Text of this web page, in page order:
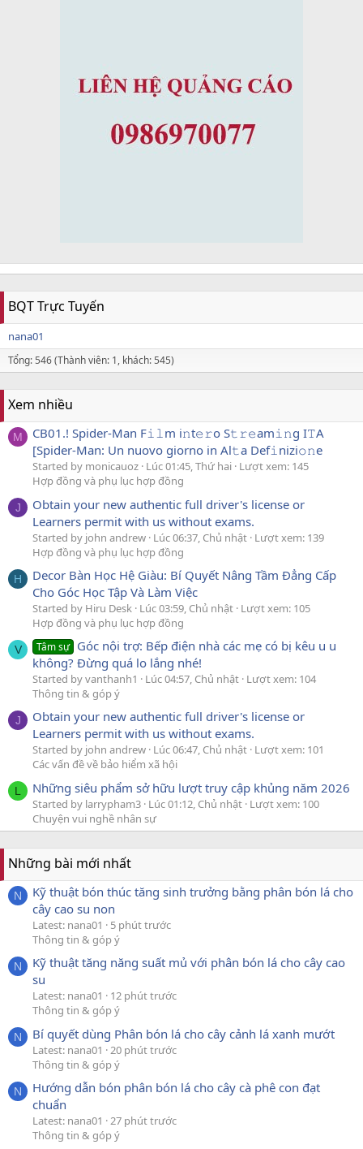
BQT Trực Tuyến
nana01
Tổng: 546 (Thành viên: 1, khách: 545)
Xem nhiều
M
CB01.! Spider-Man F𝚒𝚕m i𝚗t𝚎𝚛o S𝚝𝚛𝚎am𝚒𝚗g I𝚃A
[Spider-Man: Un nuovo giorno in Al𝚝a Def𝚒nizi𝚘𝚗e
Started by monicauoz Lúc 01:45, Thứ hai Lượt xem: 145
Hợp đồng và phụ lục hợp đồng
J
Obtain your new authentic full driver's license or
Learners permit with us without exams.
Started by john andrew Lúc 06:37, Chủ nhật Lượt xem: 139
Hợp đồng và phụ lục hợp đồng
H
Decor Bàn Học Hệ Giàu: Bí Quyết Nâng Tầm Đẳng Cấp
Cho Góc Học Tập Và Làm Việc
Started by Hiru Desk Lúc 03:59, Chủ nhật Lượt xem: 105
Hợp đồng và phụ lục hợp đồng
V Tâm sự Góc nội trợ: Bếp điện nhà các mẹ có bị kêu u u
không? Đừng quá lo lắng nhé!
Started by vanthanh1 Lúc 04:57, Chủ nhật Lượt xem: 104
Thông tin & góp ý
J
Obtain your new authentic full driver's license or
Learners permit with us without exams.
Started by john andrew Lúc 06:47, Chủ nhật Lượt xem: 101
Các vấn đề về bảo hiểm xã hội
L Những siêu phẩm sở hữu lượt truy cập khủng năm 2026
Started by larrypham3 Lúc 01:12, Chủ nhật Lượt xem: 100
Chuyện vui nghề nhân sự
Những bài mới nhất
N
Kỹ thuật bón thúc tăng sinh trưởng bằng phân bón lá cho
cây cao su non
Latest: nana01
5 phút trước
Thông tin & góp ý
N
Kỹ thuật tăng năng suất mủ với phân bón lá cho cây cao
su
Latest: nana01
12 phút trước
Thông tin & góp ý
N Bí quyết dùng Phân bón lá cho cây cảnh lá xanh mướt
Latest: nana01
20 phút trước
Thông tin & góp ý
N
Hướng dẫn bón phân bón lá cho cây cà phê con đạt
chuẩn
Latest: nana01
27 phút trước
Thông tin & góp ý